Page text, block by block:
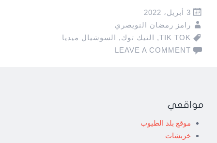
3 أبريل، 2022
رامز رمضان النويصري
TIK TOK
, التيك توك, السوشيال ميديا
LEAVE A COMMENT
مواقعي
موقع بلد الطيوب
خربشات